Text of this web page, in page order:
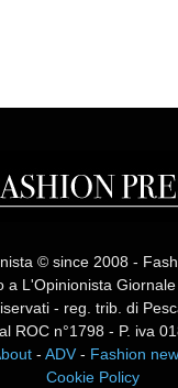
© since 2008 -
a L'Opinionista
- reg. trib. di
ROC n°1798 - P. iva
-ADV - Fashion
Cookie Policy